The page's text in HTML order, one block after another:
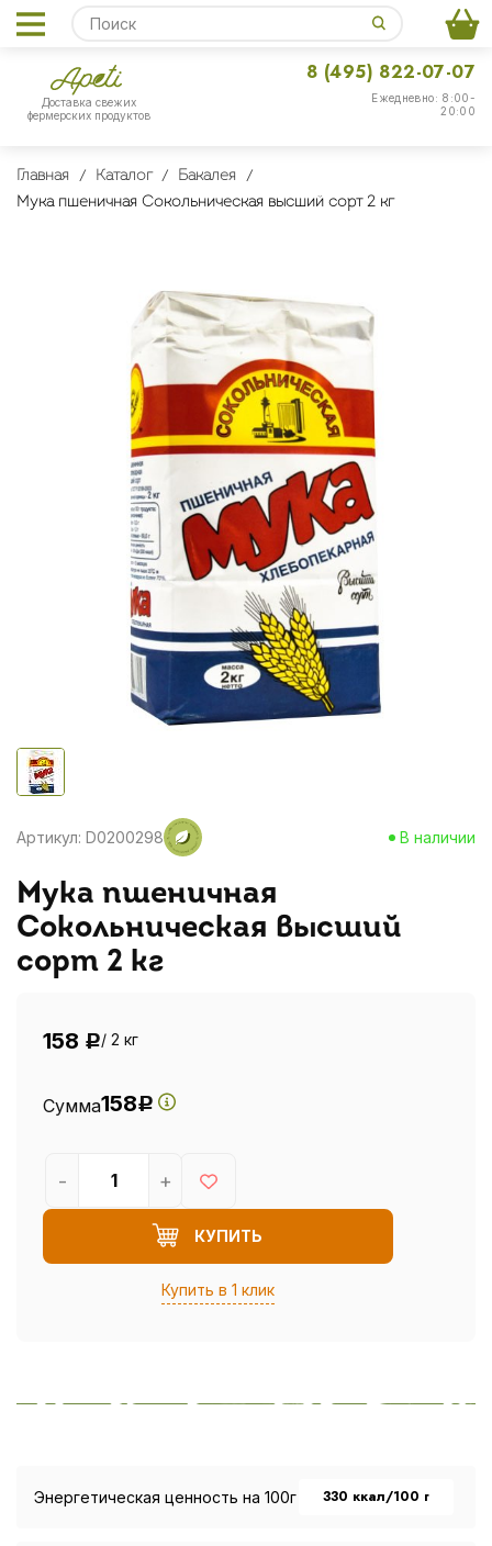
Доставка свежих
фермерских продуктов
Ежедневно: 8:00-
20:00
8 (495) 822-07-07
Главная Каталог
Бакалея
Мука пшеничная Сокольническая высший сорт 2 кг
Артикул: D0200298 В наличии
Мука пшеничная
Сокольническая высший
сорт 2 кг
158 Р/ 2 кг
Сумма158Р
КУПИТЬ
Купить в 1 клик
- +
Энергетическая ценность на 100г 330 ккал/100 г